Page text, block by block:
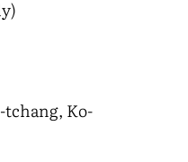
tchang, Ko-